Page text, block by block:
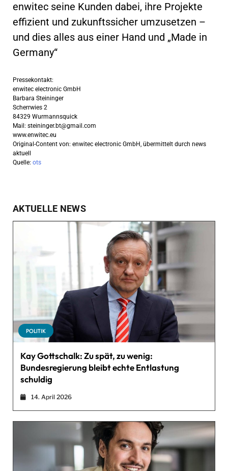
enwitec seine Kunden dabei, ihre Projekte
effizient und zukunftssicher umzusetzen –
und dies alles aus einer Hand und „Made in
Germany“
Pressekontakt:
enwitec electronic GmbH
Barbara Steininger
Scherrwies 2
84329 Wurmannsquick
Mail: steininger.bt@gmail.com
www.enwitec.eu
Original-Content von: enwitec electronic GmbH, übermittelt durch news
aktuell
Quelle: ots
AKTUELLE NEWS
POLITIK
Kay Gottschalk: Zu spät, zu wenig:
Bundesregierung bleibt echte Entlastung
schuldig
14. April 2026